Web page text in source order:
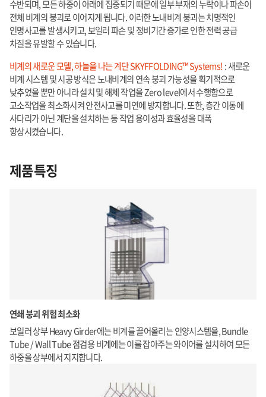
수반되며, 모든 하중이 아래에 집중되기 때문에 일부 부재의 누락이나 파손이
전체 비계의 붕괴로 이어지게 됩니다. 이러한 노내비계 붕괴는 치명적인
인명사고를 발생시키고, 보일러 파손 및 정비기간 증가로 인한 전력 공급
차질을 유발할 수 있습니다.
비계의 새로운 모델, 하늘을 나는 계단 SKYFFOLDING™ Systems!: 새로운
비계 시스템 및 시공 방식은 노내비계의 연속 붕괴 가능성을 획기적으로
낮추었을 뿐만 아니라 설치 및 해체 작업을 Zero level에서 수행함으로
고소작업을 최소화시켜 안전사고를 미연에 방지합니다. 또한, 층간 이동에
사다리가 아닌 계단을 설치하는 등 작업 용이성과 효율성을 대폭
향상시켰습니다.
제품특징
연쇄 붕괴 위험 최소화
보일러 상부 Heavy Girder에는 비계를 끌어올리는 인양시스템을, Bundle
Tube / Wall Tube 점검용 비계에는 이를 잡아주는 와이어를 설치하여 모든
하중을 상부에서 지지합니다.